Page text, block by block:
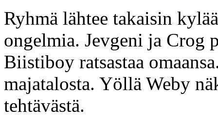
Ryhmä lähtee takaisin
ongelmia. Jevgeni ja Crog
Biistiboy ratsastaa
majatalosta. Yöllä Weby
tehtävästä.